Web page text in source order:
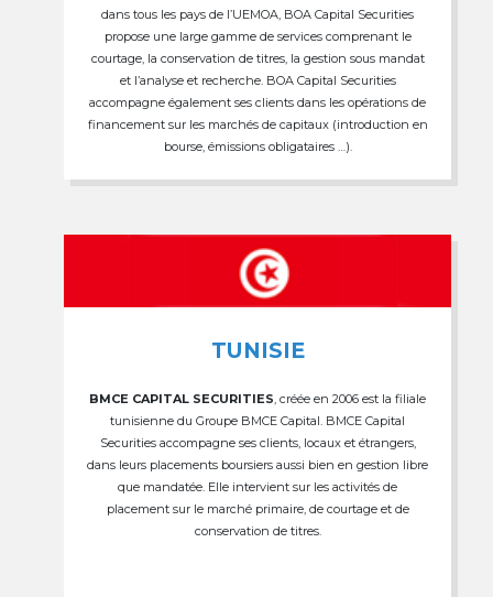
dans tous les pays de l’UEMOA, BOA Capital Securities
propose une large gamme de services comprenant le
courtage, la conservation de titres, la gestion sous mandat
et l’analyse et recherche. BOA Capital Securities
accompagne également ses clients dans les opérations de
financement sur les marchés de capitaux (introduction en
bourse, émissions obligataires …).
TUNISIE
BMCE CAPITAL SECURITIES , créée en 2006 est la filiale
tunisienne du Groupe BMCE Capital. BMCE Capital
Securities accompagne ses clients, locaux et étrangers,
dans leurs placements boursiers aussi bien en gestion libre
que mandatée. Elle intervient sur les activités de
placement sur le marché primaire, de courtage et de
conservation de titres.